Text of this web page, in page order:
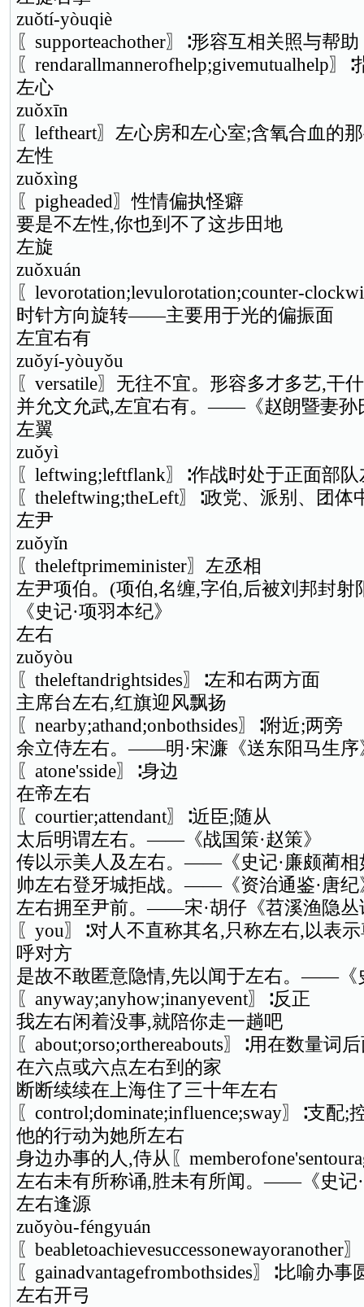
zuǒtí-yòuqiè
〖supporteachother〗∶形容互相关照与帮助
〖rendarallmannerofhelp;givemutualhelp〗
左心
zuǒxīn
〖leftheart〗左心房和左心室;含氧合血的
左性
zuǒxìng
〖pigheaded〗性情偏执怪癖
要是不左性,你也到不了这步田地
左旋
zuǒxuán
〖levorotation;levulorotation;counter-
时针方向旋转——主要用于光的偏振面
左宜右有
zuǒyí-yòuyǒu
〖versatile〗无往不宜。形容多才多艺,干
并允文允武,左宜右有。——《赵朗暨妻孙
左翼
zuǒyì
〖leftwing;leftflank〗∶作战时处于正面部
〖theleftwing;theLeft〗∶政党、派别、团体
左尹
zuǒyǐn
〖theleftprimeminister〗左丞相
左尹项伯。(项伯,名缠,字伯,后被刘邦封
《史记·项羽本纪》
左右
zuǒyòu
〖theleftandrightsides〗∶左和右两方面
主席台左右,红旗迎风飘扬
〖nearby;athand;onbothsides〗∶附近;两旁
余立侍左右。——明·宋濂《送东阳马生序
〖atone'sside〗∶身边
在帝左右
〖courtier;attendant〗∶近臣;随从
太后明谓左右。——《战国策·赵策》
传以示美人及左右。——《史记·廉颇蔺相
帅左右登牙城拒战。——《资治通鉴·唐纪
左右拥至尹前。——宋·胡仔《苕溪渔隐丛
〖you〗∶对人不直称其名,只称左右,以表
呼对方
是故不敢匿意隐情,先以闻于左右。——《
〖anyway;anyhow;inanyevent〗∶反正
我左右闲着没事,就陪你走一趟吧
〖about;orso;orthereabouts〗∶用在数量词
在六点或六点左右到的家
断断续续在上海住了三十年左右
〖control;dominate;influence;sway〗∶支配;
他的行动为她所左右
身边办事的人,侍从〖
左右未有所称诵,胜未有所闻。——《史记
左右逢源
zuǒyòu-féngyuán
〖
〖gainadvantagefrombothsides〗∶比喻办事
左右开弓